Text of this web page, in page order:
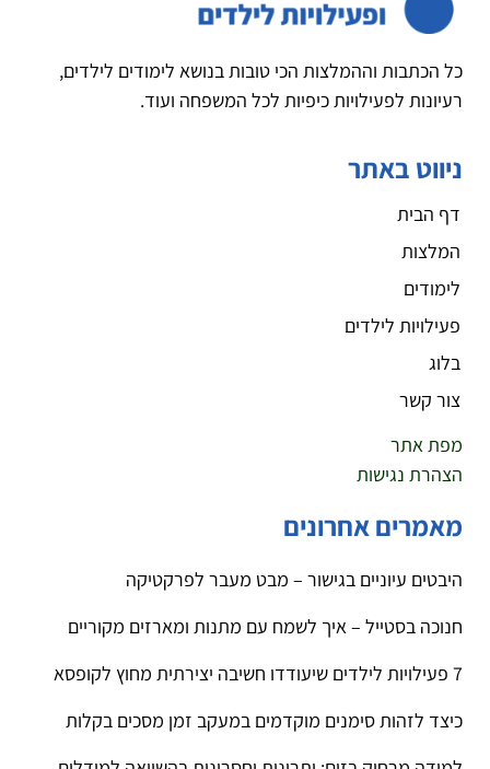
כל הכתבות וההמלצות הכי טובות בנושא לימודים לילדים,
רעיונות לפעילויות כיפיות לכל המשפחה ועוד.
ניווט באתר
דף הבית
המלצות
לימודים
פעילויות לילדים
בלוג
צור קשר
מפת אתר
הצהרת נגישות
מאמרים אחרונים
היבטים עיוניים בגישור – מבט מעבר לפרקטיקה
חנוכה בסטייל – איך לשמח עם מתנות ומארזים מקוריים
7 פעילויות לילדים שיעודדו חשיבה יצירתית מחוץ לקופסא
כיצד לזהות סימנים מוקדמים במעקב זמן מסכים בקלות